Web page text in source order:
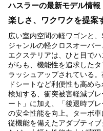
of
4
ハスラーの最新モデル情報
楽しさ、ワクワクを提案
広い室内空間の軽ワゴンと
ジャンルの軽クロスオーバ
エクステリアは、ひと目で
がらも、機能性を追求した
ラッシュアップされている
ドシートなど利便性も高め
検知する、衝突被害軽減ブ
ート」に加え、「後退時ブ
の安全性能を向上。ターボ
従機能を備えたアダプティ